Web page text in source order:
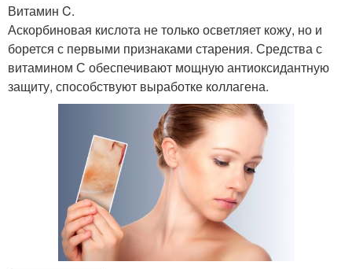
Витамин C.
Аскорбиновая кислота не только осветляет кожу, но и
борется с первыми признаками старения. Средства с
витамином С обеспечивают мощную антиоксидантную
защиту, способствуют выработке коллагена.